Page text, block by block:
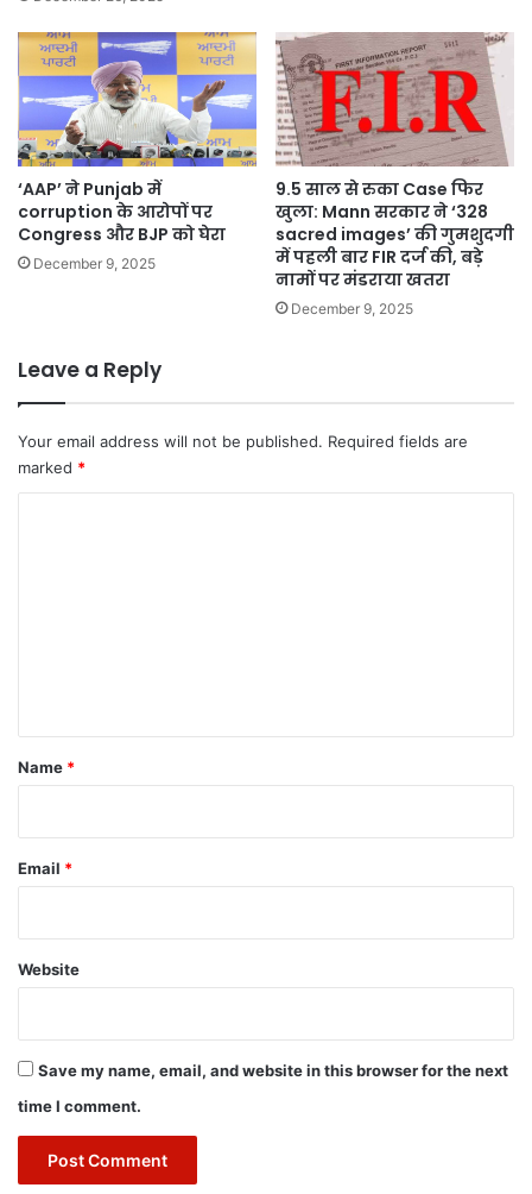
‘AAP’ ने Punjab में
corruption के आरोपों पर
Congress और BJP को घेरा
December 9, 2025
9.5 साल से रुका Case फिर
खुला: Mann सरकार ने ‘328
sacred images’ की गुमशुदगी
में पहली बार FIR दर्ज की, बड़े
नामों पर मंडराया खतरा
December 9, 2025
Leave a Reply
Your email address will not be published. Required fields are
marked *
*
Name *
Email *
Website
Save my name, email, and website in this browser for the next
time I comment.